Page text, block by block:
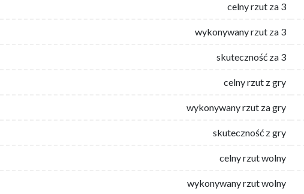
celny rzut za 3
wykonywany rzut za 3
skuteczność za 3
celny rzut z gry
wykonywany rzut za gry
skuteczność z gry
celny rzut wolny
wykonywany rzut wolny